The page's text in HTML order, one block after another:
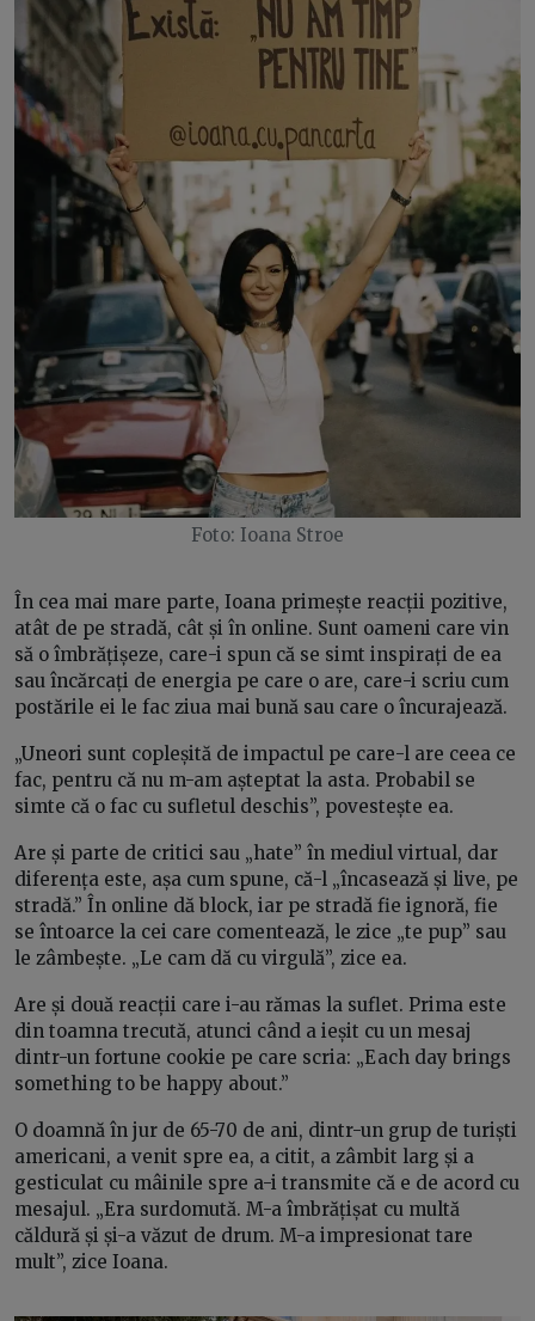
Foto: Ioana Stroe
În cea mai mare parte, Ioana primește reacții pozitive,
atât de pe stradă, cât și în online. Sunt oameni care vin
să o îmbrățișeze, care-i spun că se simt inspirați de ea
sau încărcați de energia pe care o are, care-i scriu cum
postările ei le fac ziua mai bună sau care o încurajează.
„Uneori sunt copleșită de impactul pe care-l are ceea ce
fac, pentru că nu m-am așteptat la asta. Probabil se
simte că o fac cu sufletul deschis”, povestește ea.
Are și parte de critici sau „hate” în mediul virtual, dar
diferența este, așa cum spune, că-l „încasează și live, pe
stradă.” În online dă block, iar pe stradă fie ignoră, fie
se întoarce la cei care comentează, le zice „te pup” sau
le zâmbește. „Le cam dă cu virgulă”, zice ea.
Are și două reacții care i-au rămas la suflet. Prima este
din toamna trecută, atunci când a ieșit cu un mesaj
dintr-un fortune cookie pe care scria: „Each day brings
something to be happy about.”
O doamnă în jur de 65-70 de ani, dintr-un grup de turiști
americani, a venit spre ea, a citit, a zâmbit larg și a
gesticulat cu mâinile spre a-i transmite că e de acord cu
mesajul. „Era surdomută. M-a îmbrățișat cu multă
căldură și și-a văzut de drum. M-a impresionat tare
mult”, zice Ioana.